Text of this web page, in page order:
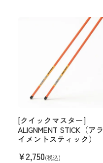
[クイックマスター]
ALIGNMENT STICK（アラ
イメントスティック）
¥2,750(税込)